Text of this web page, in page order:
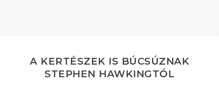
A KERTÉSZEK IS BÚCSÚZNAK
STEPHEN HAWKINGTÓL